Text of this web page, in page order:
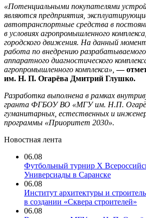
«Потенциальными покупателями
являются предприятия,
автотранспортные средства в
в условиях агропромышленного
городского движения. На данный
работа по внедрению
аппаратного диагностического
агропромышленного комплекса»,—
им. Н. П. Огарёва Дмитрий Глушко.
Разработка выполнена в рамках
гранта ФГБОУ ВО «МГУ им. Н.П.
гуманитарных, естественных и
программы «Приоритет 2030».
Новостная лента
06.08
Футбольный турнир X
Универсиады в Саранске
06.08
Институт архитектуры и
в создании «Сквера строителей»
06.08